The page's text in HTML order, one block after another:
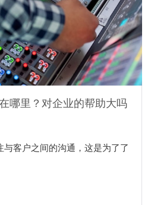
哪里？对企业的帮助大吗
客户之间的沟通，这是为了了